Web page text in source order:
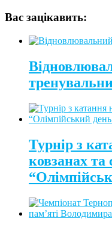
Вас зацікавить:
Турнір з
ковзанах та